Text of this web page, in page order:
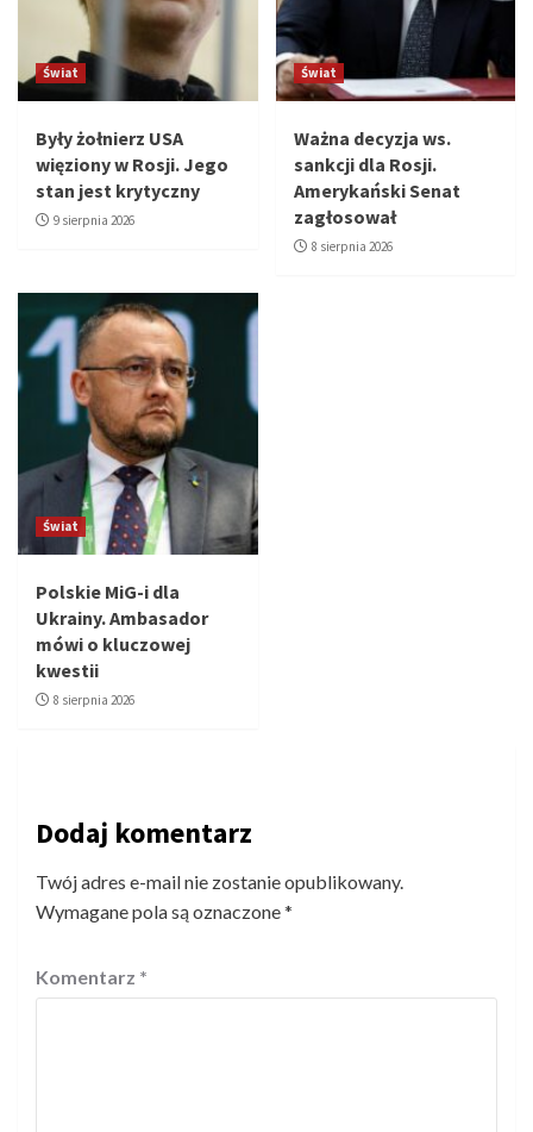
Świat
Były żołnierz USA
więziony w Rosji. Jego
stan jest krytyczny
9 sierpnia 2026
Świat
Ważna decyzja ws.
sankcji dla Rosji.
Amerykański Senat
zagłosował
8 sierpnia 2026
Świat
Polskie MiG-i dla
Ukrainy. Ambasador
mówi o kluczowej
kwestii
8 sierpnia 2026
Dodaj komentarz
Twój adres e-mail nie zostanie opublikowany.
Wymagane pola są oznaczone*
Komentarz *